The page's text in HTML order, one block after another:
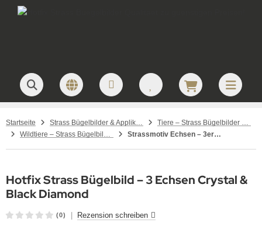
Startseite Strass Bügelbilder & Applikationen zum Aufbügeln
Tiere – Strass Bügelbilder & Motive
Wildtiere – Strass Bügelbilder & Motive
Strassmotiv Echsen – 3er Set Crystal & Black Diamond Hotfix
Hotfix Strass Bügelbild – 3 Echsen Crystal &
Black Diamond
(0) Rezension schreiben